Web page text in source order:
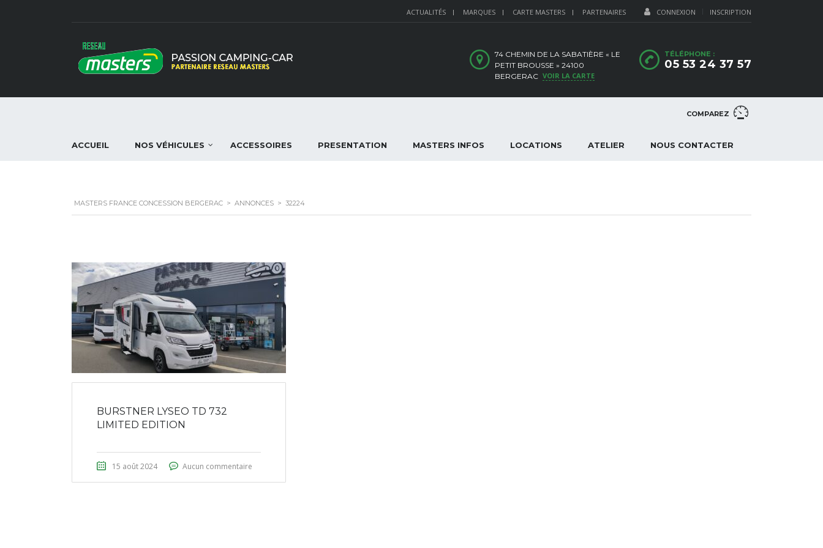
CONNEXION INSCRIPTION
ACTUALITÉS MARQUES CARTE MASTERS PARTENAIRES
TÉLÉPHONE :
05 53 24 37 57
74 CHEMIN DE LA SABATIÈRE « LE
PETIT BROUSSE » 24100
BERGERAC VOIR LA CARTE
COMPAREZ
ACCUEIL NOS VÉHICULES ACCESSOIRES PRESENTATION MASTERS INFOS LOCATIONS ATELIER NOUS CONTACTER
MASTERS FRANCE CONCESSION BERGERAC > ANNONCES > 32224
BURSTNER LYSEO TD 732
LIMITED EDITION
15 août 2024 Aucun commentaire